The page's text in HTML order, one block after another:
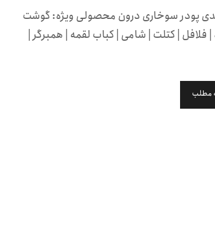
پودر سوخاری درون محصولی ویژه: گوشت
فلافل | کتلت | شامی | کباب لقمه | همبرگر |
مطلب